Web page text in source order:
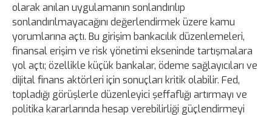
olarak anılan uygulamanın sonlandırılıp
sonlandırılmayacağını değerlendirmek üzere kamu
yorumlarına açtı. Bu girişim bankacılık düzenlemeleri,
finansal erişim ve risk yönetimi ekseninde tartışmalara
yol açtı; özellikle küçük bankalar, ödeme sağlayıcıları ve
dijital finans aktörleri için sonuçları kritik olabilir. Fed,
topladığı görüşlerle düzenleyici şeffaflığı artırmayı ve
politika kararlarında hesap verebilirliği güçlendirmeyi